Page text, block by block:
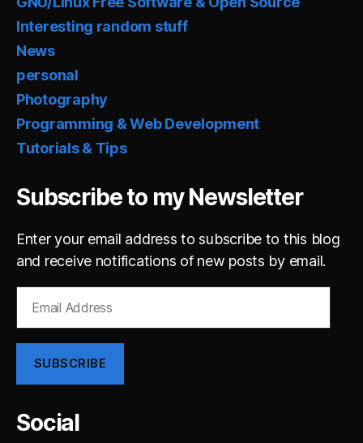
Interesting random stuff
News
personal
Photography
Programming & Web Development
Tutorials & Tips
Subscribe to my Newsletter
Enter your email address to subscribe to this blog
and receive notifications of new posts by email.
Address
SUBSCRIBE
Social